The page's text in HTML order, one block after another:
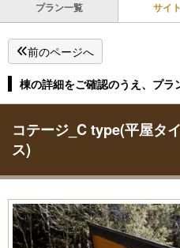
プラン一覧 サイ
前のページへ
棟の詳細をご確認のうえ、プラ
コテージ_C type(平屋タ
ス)